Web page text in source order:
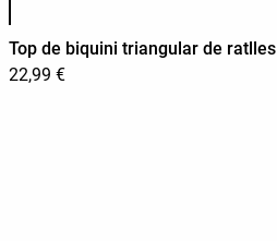
Top de biquini triangular de ratlles
22,99 €